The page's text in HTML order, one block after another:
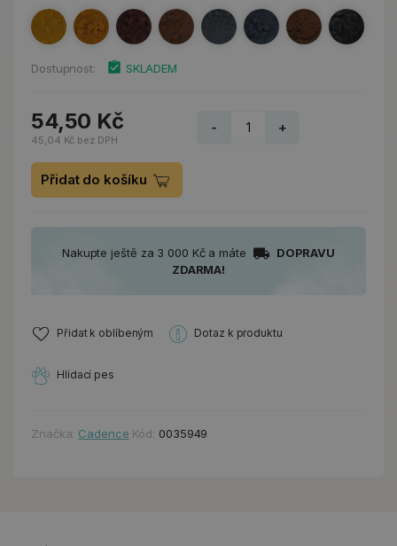
Dostupnost: SKLADEM
54,50 Kč
45,04 Kč bez DPH
- +
Přidat do košíku
Nakupte ještě za 3 000 Kč a máte
DOPRAVU
ZDARMA!
Přidat k oblíbeným Dotaz k produktu
Hlídací pes
Značka: Cadence Kód: 0035949